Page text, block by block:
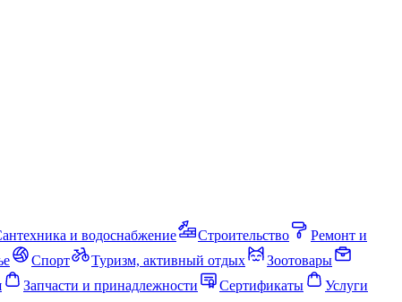
и водоснабжение Строительство
Ремонт и
Спорт Туризм, активный отдых
Зоотовары
Запчасти и принадлежности Сертификаты
Услуги